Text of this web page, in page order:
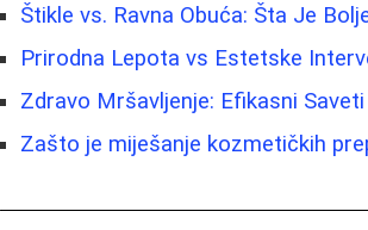
Štikle vs. Ravna Obuća: Šta Je
Prirodna Lepota vs Estetske
Zdravo Mršavljenje: Efikasni
Zašto je miješanje kozmetičkih